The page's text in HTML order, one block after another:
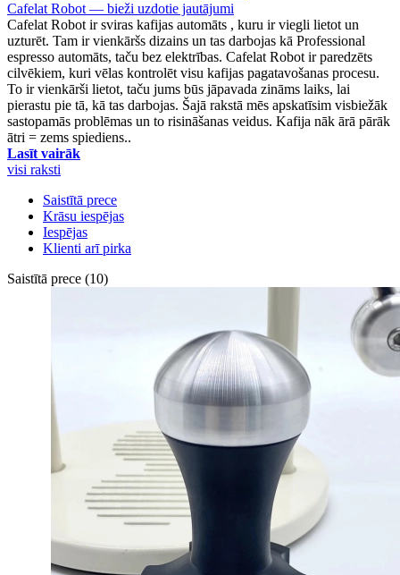
Cafelat Robot — bieži uzdotie jautājumi
Cafelat Robot ir sviras kafijas automāts , kuru ir viegli lietot un
uzturēt. Tam ir vienkāršs dizains un tas darbojas kā Professional
espresso automāts, taču bez elektrības. Cafelat Robot ir paredzēts
cilvēkiem, kuri vēlas kontrolēt visu kafijas pagatavošanas procesu.
To ir vienkārši lietot, taču jums būs jāpavada zināms laiks, lai
pierastu pie tā, kā tas darbojas. Šajā rakstā mēs apskatīsim visbiežāk
sastopamās problēmas un to risināšanas veidus. Kafija nāk ārā pārāk
ātri = zems spiediens..
Lasīt vairāk
visi raksti
Saistītā prece
Krāsu iespējas
Iespējas
Klienti arī pirka
Saistītā prece (10)